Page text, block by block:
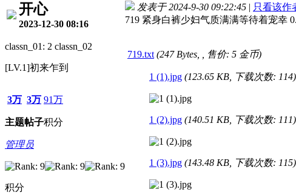
开心
2023-12-30 08:16
classn_01: 2 classn_02
[LV.1]初来乍到
3万
主题
3万
帖子
91万
积分
管理员
积分
发表于 2024-9-30 09:22:45 | 只看该作
719 紧身白裤少妇气质满满等待着宠幸
719.txt (247 Bytes, , 售价: 5 金币)
1 (1).jpg (123.65 KB, 下载次数: 114)
1 (2).jpg (140.51 KB, 下载次数: 111)
1 (3).jpg (143.48 KB, 下载次数: 115)